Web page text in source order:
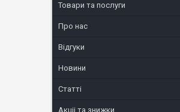
Товари та послуги
Про нас
Відгуки
Новини
Статті
Акціі та знижки